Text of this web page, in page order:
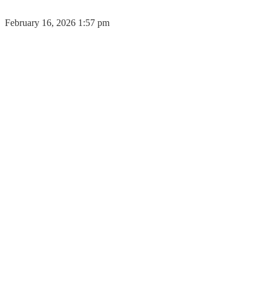
February 16, 2026 1:57 pm